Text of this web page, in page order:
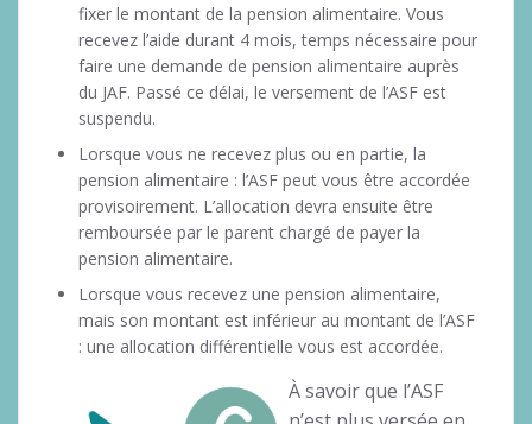
fixer le montant de la pension alimentaire. Vous
recevez l’aide durant 4 mois, temps nécessaire pour
faire une demande de pension alimentaire auprès
du JAF. Passé ce délai, le versement de l’ASF est
suspendu.
Lorsque vous ne recevez plus ou en partie, la
pension alimentaire : l’ASF peut vous être accordée
provisoirement. L’allocation devra ensuite être
remboursée par le parent chargé de payer la
pension alimentaire.
Lorsque vous recevez une pension alimentaire,
mais son montant est inférieur au montant de l’ASF
: une allocation différentielle vous est accordée.
À savoir que l’ASF